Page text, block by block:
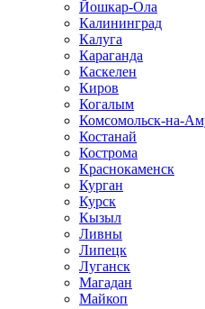
Йошкар-Ола
Калининград
Калуга
Караганда
Каскелен
Киров
Когалым
Комсомольск-на-
Костанай
Кострома
Краснокаменск
Курган
Курск
Кызыл
Ливны
Липецк
Луганск
Магадан
Майкоп